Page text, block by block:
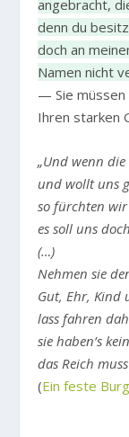
angebracht,
denn du
doch an
Namen nicht
— Sie müssen
Ihren starken
„Und wenn
und wollt uns
so fürchten
es soll uns
(…)
Nehmen sie
Gut, Ehr, Kind
lass fahren
sie haben’s
das Reich
(Ein feste